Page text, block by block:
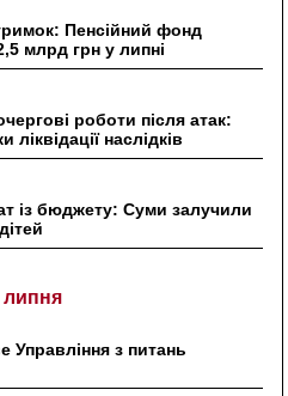
Пенсійний фонд
млрд грн у липні
роботи після атак:
ліквідації наслідків
із бюджету: Суми залучили
липня
з питань